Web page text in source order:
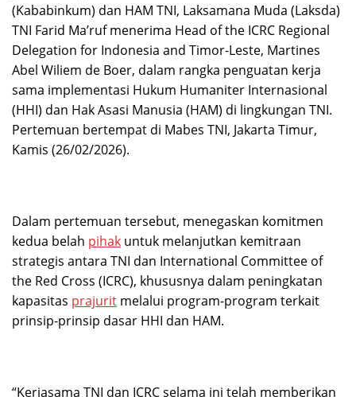
(Kababinkum) dan HAM TNI, Laksamana Muda (Laksda)
TNI Farid Ma’ruf menerima Head of the ICRC Regional
Delegation for Indonesia and Timor-Leste, Martines
Abel Wiliem de Boer, dalam rangka penguatan kerja
sama implementasi Hukum Humaniter Internasional
(HHI) dan Hak Asasi Manusia (HAM) di lingkungan TNI.
Pertemuan bertempat di Mabes TNI, Jakarta Timur,
Kamis (26/02/2026).
Dalam pertemuan tersebut, menegaskan komitmen
kedua belah pihak untuk melanjutkan kemitraan
strategis antara TNI dan International Committee of
the Red Cross (ICRC), khususnya dalam peningkatan
kapasitas prajurit melalui program-program terkait
prinsip-prinsip dasar HHI dan HAM.
“Kerjasama TNI dan ICRC selama ini telah memberikan